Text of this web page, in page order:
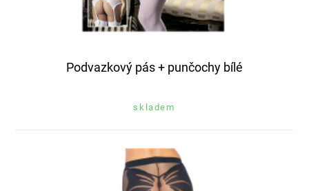
Podvazkový pás + punčochy bílé
skladem